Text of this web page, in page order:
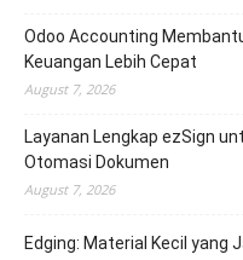
Odoo Accounting
Keuangan Lebih Cepat
August 7, 2026
Layanan Lengkap ezSign
Otomasi Dokumen
August 7, 2026
Edging: Material Kecil yang